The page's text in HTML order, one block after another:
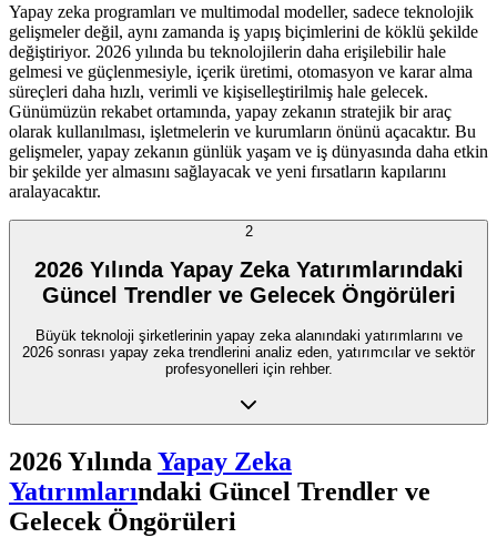
Yapay zeka programları ve multimodal modeller, sadece teknolojik
gelişmeler değil, aynı zamanda iş yapış biçimlerini de köklü şekilde
değiştiriyor. 2026 yılında bu teknolojilerin daha erişilebilir hale
gelmesi ve güçlenmesiyle, içerik üretimi, otomasyon ve karar alma
süreçleri daha hızlı, verimli ve kişiselleştirilmiş hale gelecek.
Günümüzün rekabet ortamında, yapay zekanın stratejik bir araç
olarak kullanılması, işletmelerin ve kurumların önünü açacaktır. Bu
gelişmeler, yapay zekanın günlük yaşam ve iş dünyasında daha etkin
bir şekilde yer almasını sağlayacak ve yeni fırsatların kapılarını
aralayacaktır.
2
2026 Yılında Yapay Zeka Yatırımlarındaki
Güncel Trendler ve Gelecek Öngörüleri
Büyük teknoloji şirketlerinin yapay zeka alanındaki yatırımlarını ve
2026 sonrası yapay zeka trendlerini analiz eden, yatırımcılar ve sektör
profesyonelleri için rehber.
2026 Yılında Yapay Zeka
Yatırımlarındaki Güncel Trendler ve
Gelecek Öngörüleri